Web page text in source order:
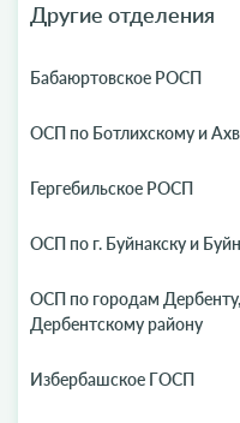
Другие отделения
Бабаюртовское РОСП
ОСП по Ботлихскому и
Гергебильское РОСП
ОСП по г. Буйнакску и
ОСП по городам
Дербентскому району
Избербашское ГОСП